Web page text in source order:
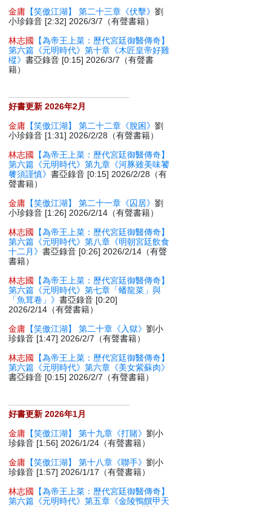
金庸 【笑傲江湖】 第二十三章《伏擊》劉
小珍錄音 [2:32] 2026/3/7（有聲書籍）
林志國
【為帝王上菜：歷代宮廷御醫傳奇】
第六篇《元明時代》第十章《木匠皇帝好雞
樅》書亞錄音 [0:15] 2026/3/7（有聲書
籍）
好書更新 2026年2月
金庸 【笑傲江湖】 第二十二章《脫困》劉
小珍錄音 [1:31] 2026/2/28（有聲書籍）
林志國
【為帝王上菜：歷代宮廷御醫傳奇】
第六篇《元明時代》第九章《河豚雖美味饕
餮須謹慎》書亞錄音 [0:15] 2026/2/28（有
聲書籍）
金庸 【笑傲江湖】 第二十一章《囚居》劉
小珍錄音 [1:26] 2026/2/14（有聲書籍）
林志國
【為帝王上菜：歷代宮廷御醫傳奇】
第六篇《元明時代》第八章《明朝宮廷飲食
十二月》書亞錄音 [0:26] 2026/2/14（有聲
書籍）
林志國
【為帝王上菜：歷代宮廷御醫傳奇】
第六篇《元明時代》第七章「蟠龍菜」與
「魚茸卷」》書亞錄音 [0:20]
2026/2/14（有聲書籍）
金庸 【笑傲江湖】 第二十章《入獄》劉小
珍錄音 [1:47] 2026/2/7（有聲書籍）
林志國
【為帝王上菜：歷代宮廷御醫傳奇】
第六篇《元明時代》第六章《美女紫蘇肉》
書亞錄音 [0:15] 2026/2/7（有聲書籍）
好書更新 2026年1月
金庸 【笑傲江湖】 第十九章《打賭》劉小
珍錄音 [1:56] 2026/1/24（有聲書籍）
金庸 【笑傲江湖】 第十八章《聯手》劉小
珍錄音 [1:57] 2026/1/17（有聲書籍）
林志國
【為帝王上菜：歷代宮廷御醫傳奇】
第六篇《元明時代》第五章《金陵鴨饌甲天